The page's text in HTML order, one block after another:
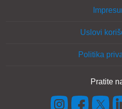
Uslovi
Politika
Pratite